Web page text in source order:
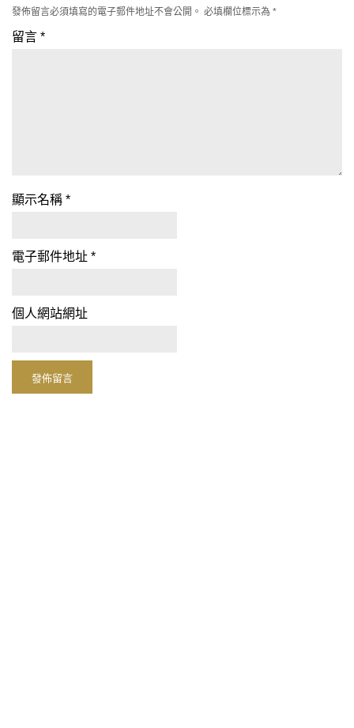
發佈留言必須填寫的電子郵件地址不會公開。 必填欄位標示為 *
留言 *
顯示名稱 *
電子郵件地址 *
個人網站網址